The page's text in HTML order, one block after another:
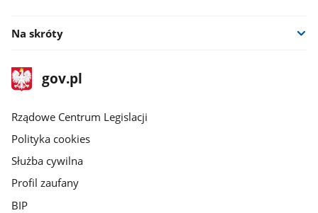
Na skróty
stopka
gov.plStrona
gov.pl
Rządowe Centrum Legislacji
Polityka cookies
Służba cywilna
Profil zaufany
BIP